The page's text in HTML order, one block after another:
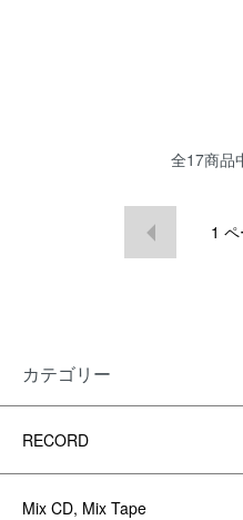
全17商品
1 ペ
カテゴリー
RECORD
Mix CD, Mix Tape